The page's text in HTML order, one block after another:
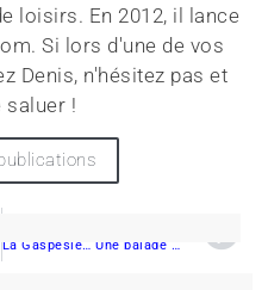
loisirs. En 2012, il lance
Si lors d'une de vos
Denis, n'hésitez pas et
saluer !
La Gaspésie… Une balade à moto qui fait un bien fou à l’esprit et au corps !